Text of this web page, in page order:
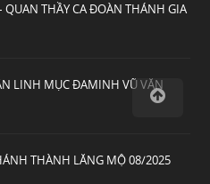
QUAN THẦY CA ĐOÀN THÁNH GIA
LINH MỤC ĐAMINH VŨ VĂN
THÀNH LĂNG MỘ 08/2025